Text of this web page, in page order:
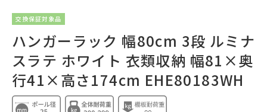
交換保証対象品
ハンガーラック 幅80cm 3段 ルミナ
スラテ ホワイト 衣類収納 幅81×奥
行41×高さ174cm EHE80183WH